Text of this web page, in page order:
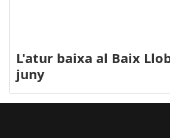
L'atur baixa al Baix
juny